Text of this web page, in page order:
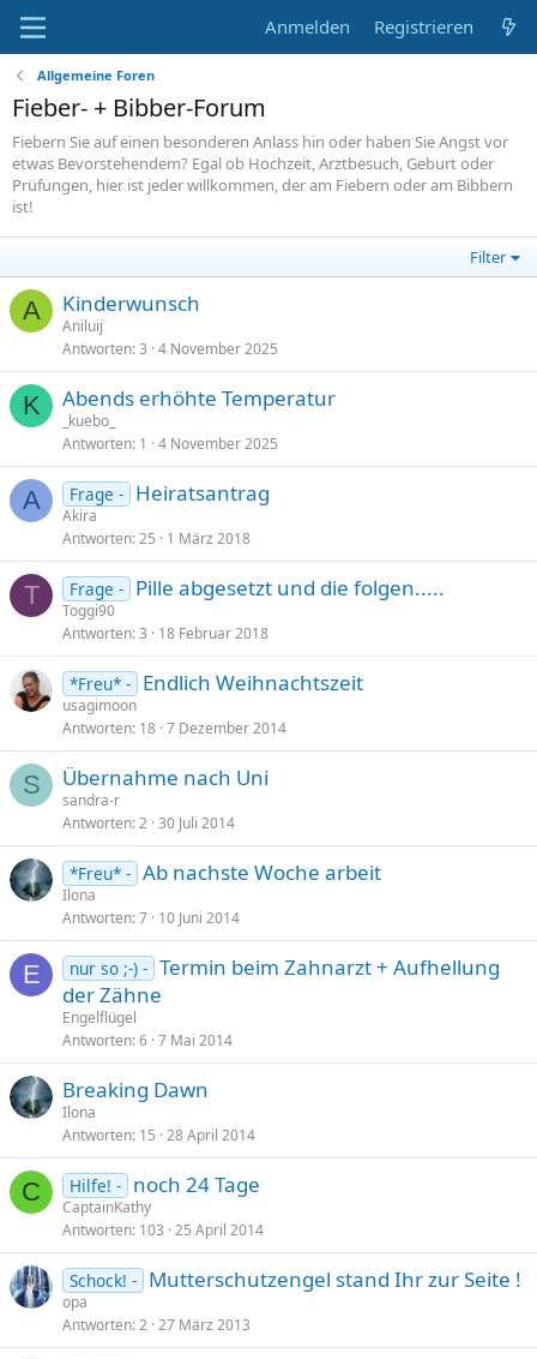
Anmelden Registrieren
Allgemeine Foren
Fieber- + Bibber-Forum
Fiebern Sie auf einen besonderen Anlass hin oder haben Sie Angst vor
etwas Bevorstehendem? Egal ob Hochzeit, Arztbesuch, Geburt oder
Prüfungen, hier ist jeder willkommen, der am Fiebern oder am Bibbern
ist!
Filter
A Kinderwunsch
Aniluij
Antworten 3 4 November 2025
K Abends erhöhte Temperatur
_kuebo_
Antworten 1 4 November 2025
A Frage - Heiratsantrag
Akira
Antworten 25 1 März 2018
T Frage - Pille abgesetzt und die folgen.....
Toggi90
Antworten 3 18 Februar 2018
*Freu* - Endlich Weihnachtszeit
usagimoon
Antworten 18 7 Dezember 2014
S Übernahme nach Uni
sandra-r
Antworten 2 30 Juli 2014
*Freu* - Ab nachste Woche arbeit
Ilona
Antworten 7 10 Juni 2014
E nur so ;-) - Termin beim Zahnarzt + Aufhellung
der Zähne
Engelflügel
Antworten 6 7 Mai 2014
Breaking Dawn
Ilona
Antworten 15 28 April 2014
C Hilfe! - noch 24 Tage
CaptainKathy
Antworten 103 25 April 2014
Schock! - Mutterschutzengel stand Ihr zur Seite !
opa
Antworten 2 27 März 2013